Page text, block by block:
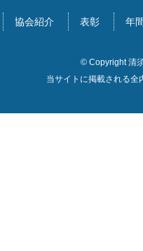
協会紹介 表彰 年
© Copyright 清
当サイトに掲載される全